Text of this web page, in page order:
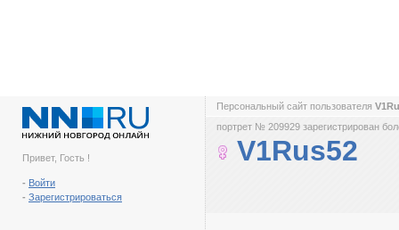
Привет, Гость !
- Войти
- Зарегистрироваться
Персональный сайт пользователя
портрет № 209929 зарегистрирован
V1Rus52